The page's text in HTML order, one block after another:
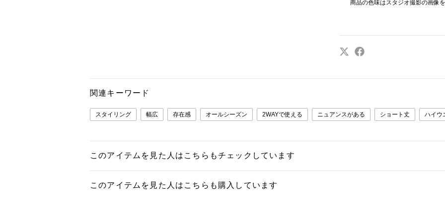
商品の色味はスタジオ撮影の画像を
関連キーワード
スタイリング 幅広 存在感 オールシーズン 2WAYで使える ニュアンスがある ショート丈 ハイウ
このアイテムを見た人はこちらもチェックしています
このアイテムを見た人はこちらも購入しています